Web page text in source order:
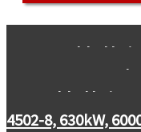
Datablad
H27R-4004-8,
Datablad
4502-8, 630kW,